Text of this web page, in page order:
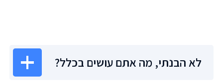
לא הבנתי, מה אתם עושים בכלל?